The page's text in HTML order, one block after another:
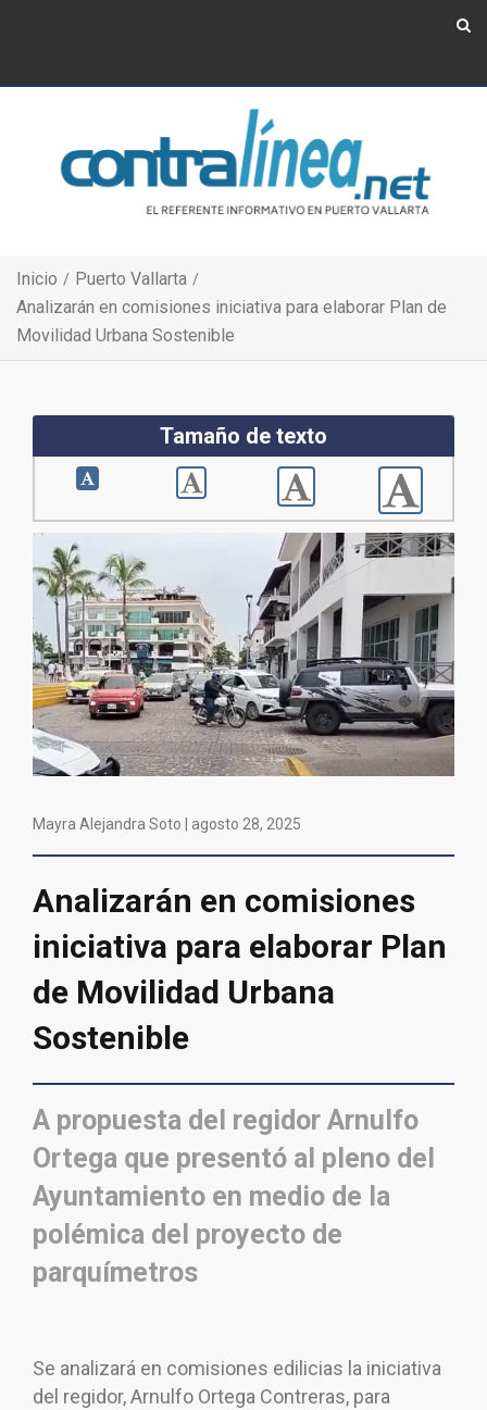
Inicio
Puerto Vallarta
Analizarán en comisiones iniciativa para elaborar Plan de
Movilidad Urbana Sostenible
Tamaño de texto
Mayra Alejandra Soto | agosto 28, 2025
Analizarán en comisiones
iniciativa para elaborar Plan
de Movilidad Urbana
Sostenible
A propuesta del regidor Arnulfo
Ortega que presentó al pleno del
Ayuntamiento en medio de la
polémica del proyecto de
parquímetros
Se analizará en comisiones edilicias la iniciativa
del regidor, Arnulfo Ortega Contreras, para